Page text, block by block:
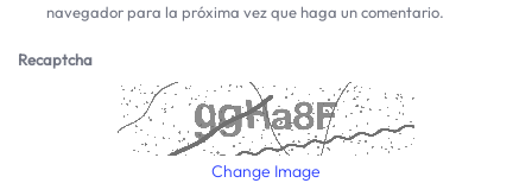
navegador para la próxima vez que haga un comentario.
Recaptcha
Change Image